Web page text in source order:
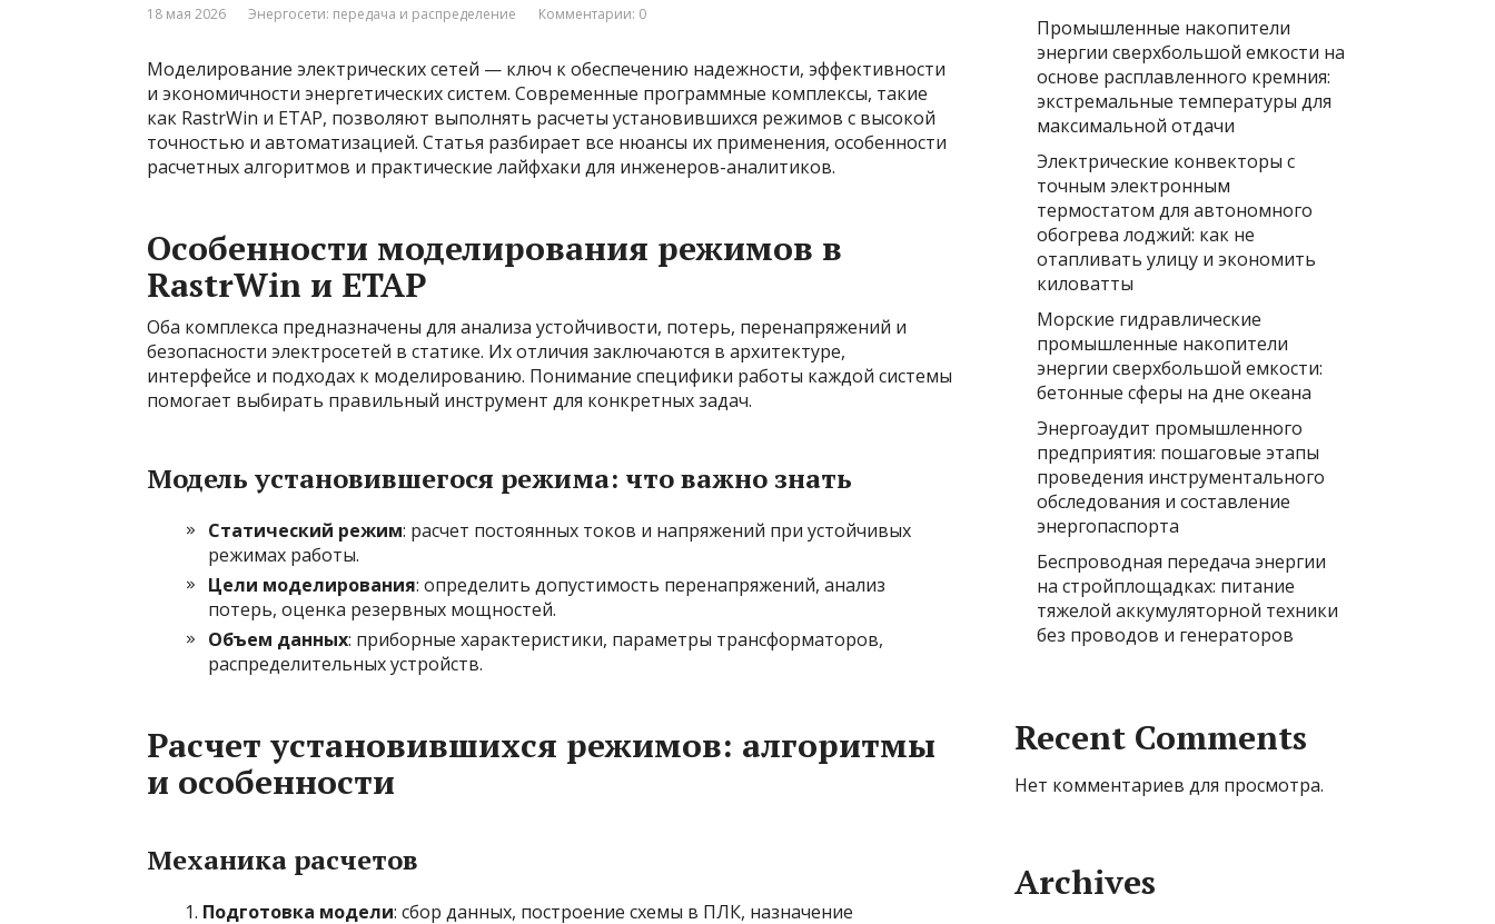
18 мая 2026 Энергосети: передача и распределение Комментарии: 0
Моделирование электрических сетей — ключ к обеспечению надежности, эффективности
и экономичности энергетических систем. Современные программные комплексы, такие
как RastrWin и ETAP, позволяют выполнять расчеты установившихся режимов с высокой
точностью и автоматизацией. Статья разбирает все нюансы их применения, особенности
расчетных алгоритмов и практические лайфхаки для инженеров-аналитиков.
Особенности моделирования режимов в
RastrWin и ETAP
Оба комплекса предназначены для анализа устойчивости, потерь, перенапряжений и
безопасности электросетей в статике. Их отличия заключаются в архитектуре,
интерфейсе и подходах к моделированию. Понимание специфики работы каждой системы
помогает выбирать правильный инструмент для конкретных задач.
Модель установившегося режима: что важно знать
Статический режим: расчет постоянных токов и напряжений при устойчивых
режимах работы.
Цели моделирования: определить допустимость перенапряжений, анализ
потерь, оценка резервных мощностей.
Объем данных: приборные характеристики, параметры трансформаторов,
распределительных устройств.
Расчет установившихся режимов: алгоритмы
и особенности
Механика расчетов
Подготовка модели: сбор данных, построение схемы в ПЛК, назначение
Промышленные накопители
энергии сверхбольшой емкости на
основе расплавленного кремния:
экстремальные температуры для
максимальной отдачи
Электрические конвекторы с
точным электронным
термостатом для автономного
обогрева лоджий: как не
отапливать улицу и экономить
киловатты
Морские гидравлические
промышленные накопители
энергии сверхбольшой емкости:
бетонные сферы на дне океана
Энергоаудит промышленного
предприятия: пошаговые этапы
проведения инструментального
обследования и составление
энергопаспорта
Беспроводная передача энергии
на стройплощадках: питание
тяжелой аккумуляторной техники
без проводов и генераторов
Recent Comments
Нет комментариев для просмотра.
Archives